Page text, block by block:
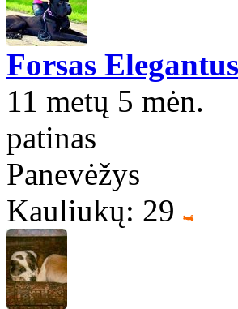
Forsas Elegantus
11 metų 5 mėn.
patinas
Panevėžys
Kauliukų: 29